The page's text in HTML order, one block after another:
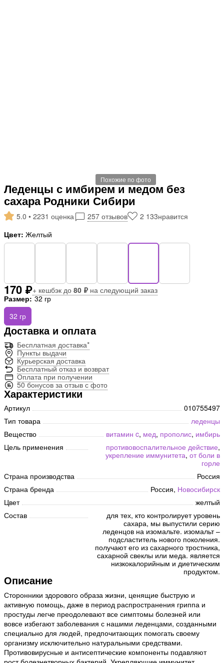
Похожие по фото
Леденцы с имбирем и медом без
сахара Родники Сибири
5.0 • 2231 оценка 257 отзывов 2 133нравится
Цвет: Желтый
170 ₽+ кешбэк до 80 ₽ на следующий заказ
Размер: 32 гр
32 гр
Доставка и оплата
Бесплатная доставка*
Пункты выдачи
Курьерская доставка
Бесплатный отказ и возврат
Оплата при получении
50 бонусов за отзыв с фото
Характеристики
Артикул
010755497
Тип товара
леденцы
Вещество
витамин c, мед, прополис, имбирь
Цель применения
противовоспалительное действие,
укрепление иммунитета,от боли в
горле
Страна производства
Россия
Страна бренда
Россия, Новосибирск
Цвет
желтый
Состав
для тех, кто контролирует уровень
сахара, мы выпустили серию
леденцов на изомальте. изомальт –
подсластитель нового поколения.
получают его из сахарного тростника,
сахарной свеклы или меда. является
низкокалорийным и диетическим
продуктом.
Описание
Сторонники здорового образа жизни, ценящие быструю и
активную помощь, даже в период распространения гриппа и
простуды легче преодолевают все симптомы болезней или
вовсе избегают заболевания с нашими леденцами, созданными
специально для людей, предпочитающих помогать своему
организму исключительно натуральными средствами.
Противовирусные и антисептические компоненты подавляют